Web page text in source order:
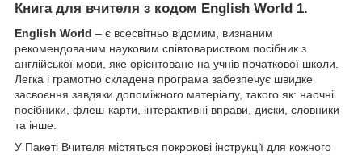
Книга для вчителя з кодом English World 1.
English World – є всесвітньо відомим, визнаним
рекомендованим науковим співтовариством посібник з
англійської мови, яке орієнтоване на учнів початкової школи.
Легка і грамотно складена програма забезпечує швидке
засвоєння завдяки допоміжного матеріалу, такого як: наочні
посібники, флеш-карти, інтерактивні вправи, диски, словники
та інше.
У Пакеті Вчителя містяться покрокові інструкції для кожного